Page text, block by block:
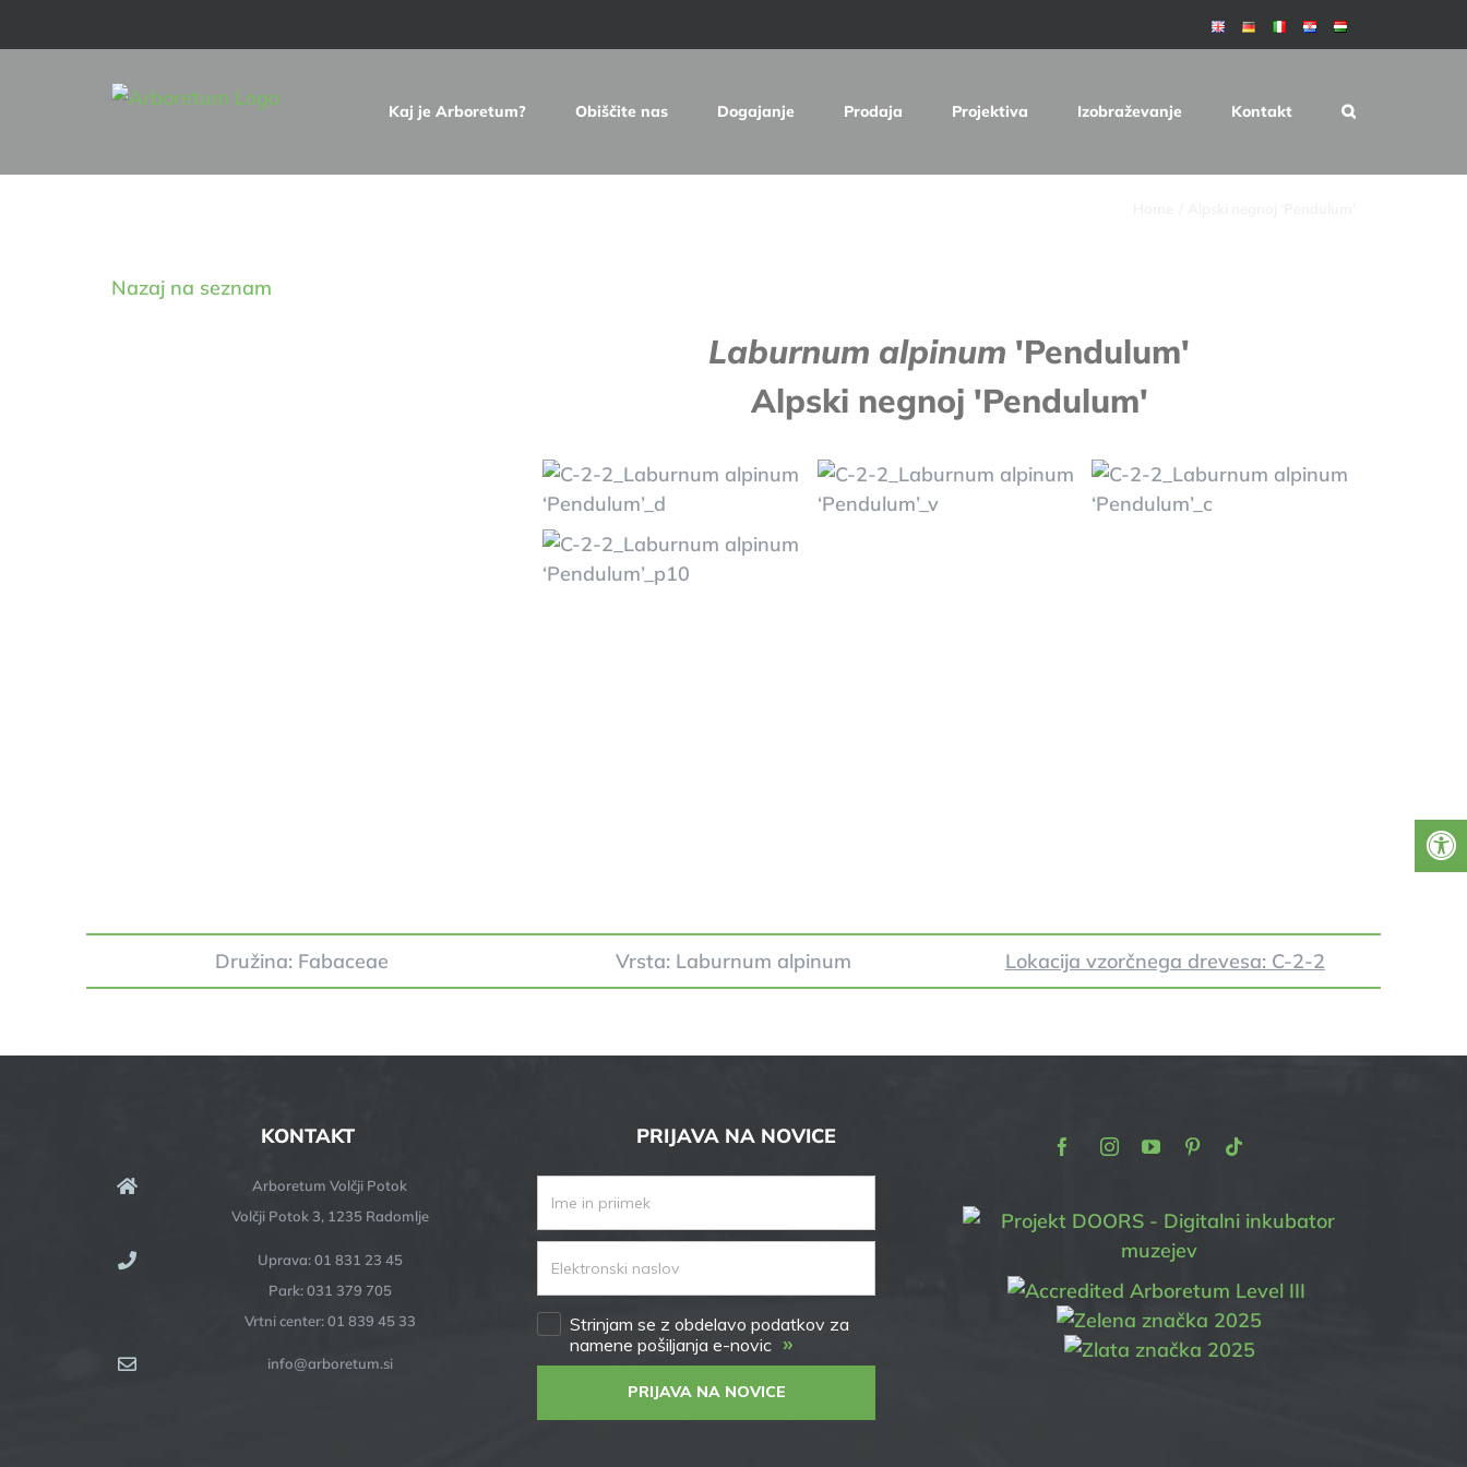
to
Kaj je Arboretum? Obiščite nas Dogajanje Prodaja Projektiva Izobraževanje Kontakt
Nazaj na seznam
Laburnum alpinum 'Pendulum'
Alpski negnoj 'Pendulum'
Družina: Fabaceae Vrsta: Laburnum alpinum Lokacija vzorčnega drevesa: C-2-2
KONTAKT
Arboretum Volčji Potok
Volčji Potok 3, 1235 Radomlje
Uprava: 01 831 23 45
Park: 031 379 705
Vrtni center: 01 839 45 33
info@arboretum.si
PRIJAVA NA NOVICE
Strinjam se z obdelavo podatkov za
namene pošiljanja e-novic »
PRIJAVA NA NOVICE
FacebookInstagram
YoutubePinterest